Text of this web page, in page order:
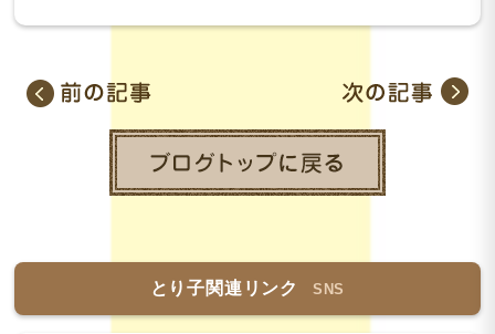
とり子関連リンク SNS